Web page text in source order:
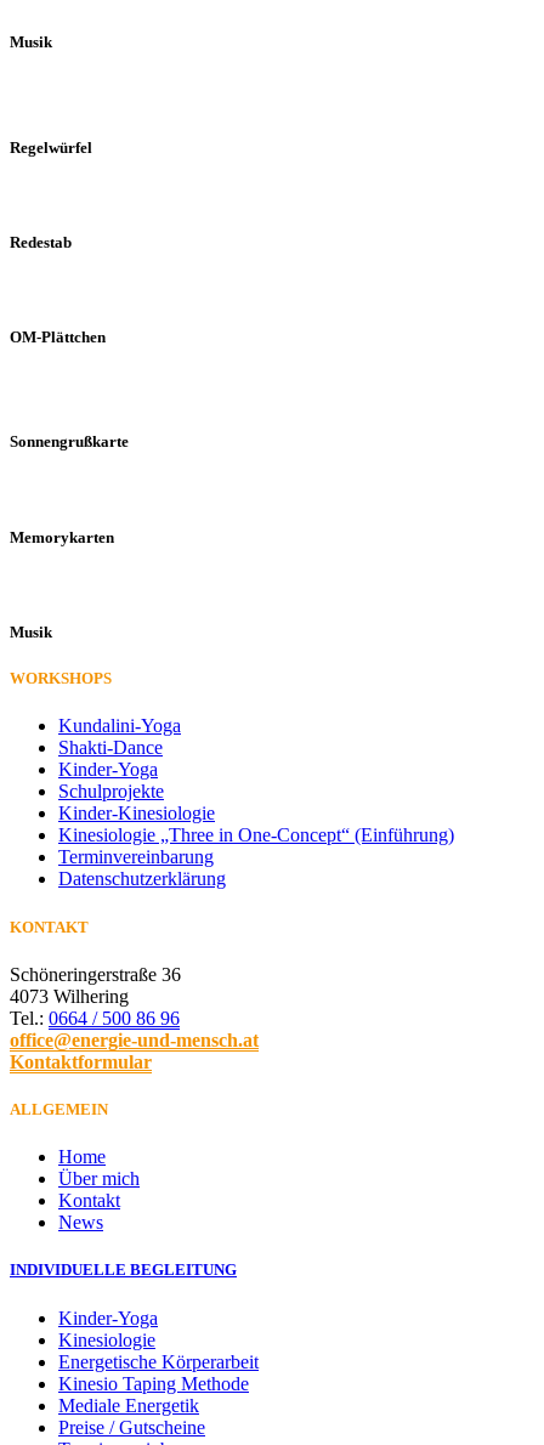
Musik
Regelwürfel
Redestab
OM-Plättchen
Sonnengrußkarte
Memorykarten
Musik
WORKSHOPS
Kundalini-Yoga
Shakti-Dance
Kinder-Yoga
Schulprojekte
Kinder-Kinesiologie
Kinesiologie „Three in One-Concept“ (Einführung)
Terminvereinbarung
Datenschutzerklärung
KONTAKT
Schöneringerstraße 36
4073 Wilhering
Tel.: 0664 / 500 86 96
office@energie-und-mensch.at
Kontaktformular
ALLGEMEIN
Home
Über mich
Kontakt
News
INDIVIDUELLE BEGLEITUNG
Kinder-Yoga
Kinesiologie
Energetische Körperarbeit
Kinesio Taping Methode
Mediale Energetik
Preise / Gutscheine